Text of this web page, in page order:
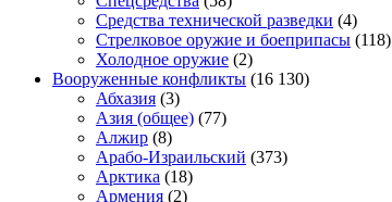
Средства технической разведки (4)
Стрелковое оружие и боеприпасы (118)
Холодное оружие (2)
Вооруженные конфликты (16 130)
Абхазия (3)
Азия (общее) (77)
Алжир (8)
Арабо-Израильский (373)
Арктика (18)
Армения (2)